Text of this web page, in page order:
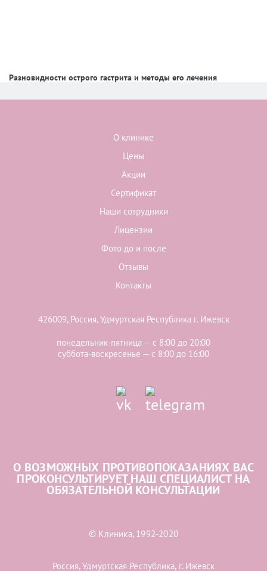
Разновидности острого гастрита и методы его лечения
О клинике
Цены
Акции
Сертификат
Наши сотрудники
Лицензии
Фото до и после
Отзывы
Контакты
426009, Россия, Удмуртская Республика г. Ижевск
понедельник-пятница — с 8:00 до 20:00
суббота-воскресенье — с 8:00 до 16:00
О ВОЗМОЖНЫХ ПРОТИВОПОКАЗАНИЯХ ВАС
ПРОКОНСУЛЬТИРУЕТ НАШ СПЕЦИАЛИСТ НА
ОБЯЗАТЕЛЬНОЙ КОНСУЛЬТАЦИИ
© Клиника, 1992-2020
Россия, Удмуртская Республика, г. Ижевск